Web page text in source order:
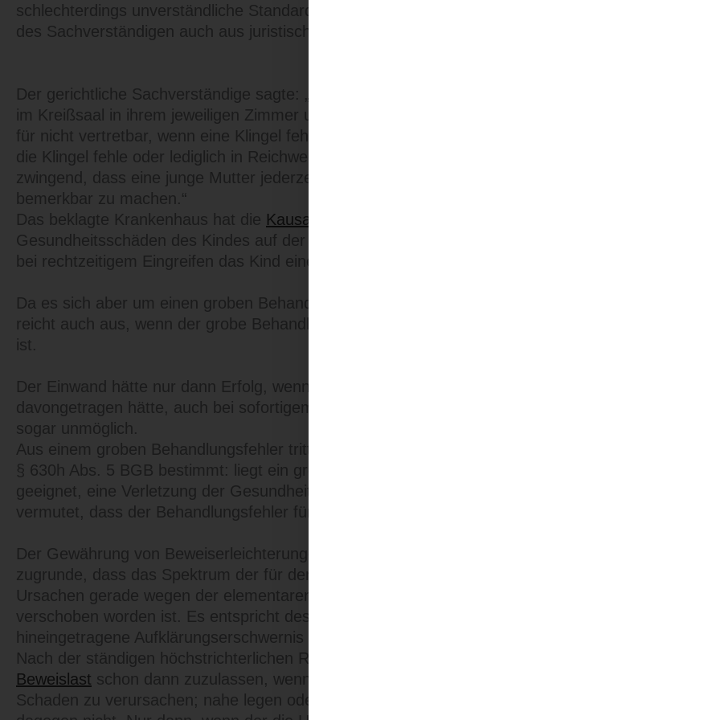
schlechterdings unverständliche Standardunterschreitung) bejaht, indem sie die medizinische
des Sachverständigen auch aus juristischer Sicht als grobe Standardunterschreitung werteten.
Der gerichtliche Sachverständige sagte: „Für ihn stehe außer Frage, dass jede Mutter auf einer
im Kreißsaal in ihrem jeweiligen Zimmer und Bett über eine Klingel verfügen müsse. Er halte es
für nicht vertretbar, wenn eine Klingel fehle. Für ihn mache es keinen entscheidenden Unterschied,
die Klingel fehle oder lediglich in Reichweite einiger Schritte entfernt angebracht sei. Es sei schlicht
zwingend, dass eine junge Mutter jederzeit die unbeeinträchtigte Möglichkeit haben muss, sich
bemerkbar zu machen.“
Das beklagte Krankenhaus hat die Kausalität
Gesundheitsschäden des Kindes auf der zeitlichen Verzögerung beruhen und vorgetragen, dass
bei rechtzeitigem Eingreifen das Kind einen Schaden davongetragen hätte.
Da es sich aber um einen groben Behandlungsfehler gehandelt hat, ist dieser Einwand
reicht auch aus, wenn der grobe Behandlungsfehler mitursächlich für den Gesundheitsschaden
ist.
Der Einwand hätte nur dann Erfolg, wenn des Kind in jedem Fall den gleichen Gesundheitsschaden
davongetragen hätte, auch bei sofortigem Eingreifen. Diesen Beweis zu erbringen ist schwer, wenn
sogar unmöglich.
Aus einem groben Behandlungsfehler tritt rechtlich nämlich folgendes hervor:
§ 630h Abs. 5 BGB bestimmt: liegt ein grober Behandlungsfehler vor und ist dieser grundsätzlich
geeignet, eine Verletzung der Gesundheit der tatsächlich eingetretenen Art herbeizuführen, wird
vermutet, dass der Behandlungsfehler für diese Verletzung ursächlich (
Der Gewährung von Beweiserleichterungen für den geschädigten Patienten liegt die Erwägung
zugrunde, dass das Spektrum der für den Misserfolg der ärztlichen Behandlung in Betracht
Ursachen gerade wegen der elementaren Bedeutung des Fehlers in besonderem Maße verbreitert
verschoben worden ist. Es entspricht deshalb der Billigkeit, die durch den Fehler in das Geschehen
hineingetragene Aufklärungserschwernis nicht dem Geschädigten anzulasten.
Nach der ständigen höchstrichterlichen Rechtsprechung des Bundesgerichtshofs ist eine Umkehr
Beweislast schon dann zuzulassen, wenn der grobe Behandlungsfehler geeignet ist, den
Schaden zu verursachen; nahe legen oder wahrscheinlich machen muss der Fehler den Schaden